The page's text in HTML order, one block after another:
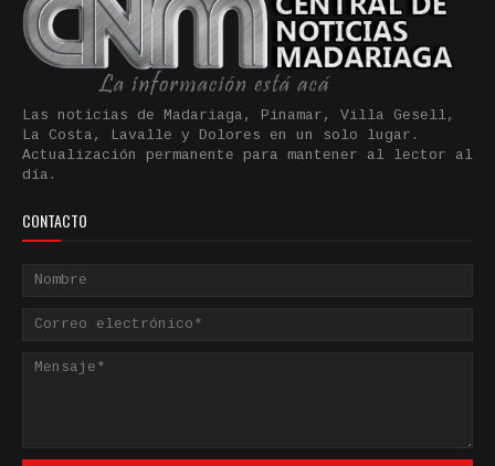
Las noticias de Madariaga, Pinamar, Villa Gesell,
La Costa, Lavalle y Dolores en un solo lugar.
Actualización permanente para mantener al lector al
día.
CONTACTO